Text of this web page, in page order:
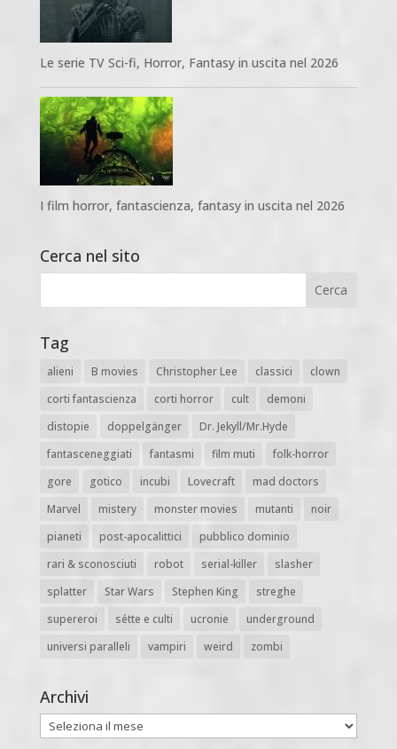
Le serie TV Sci-fi, Horror, Fantasy in uscita nel 2026
I film horror, fantascienza, fantasy in uscita nel 2026
Cerca nel sito
Tag
alieni B movies Christopher Lee classici
clown
corti fantascienza
corti horror cult
demoni
distopie
doppelgänger
Dr. Jekyll/Mr.Hyde
fantasceneggiati
fantasmi film muti
folk-horror
gore
gotico incubi Lovecraft
mad doctors
Marvel
mistery monster movies mutanti
noir
pianeti
post-apocalittici
pubblico dominio
rari & sconosciuti
robot serial-killer
slasher
splatter
Star Wars Stephen King
streghe
supereroi
sétte e culti ucronie
underground
universi paralleli
vampiri weird zombi
Archivi
Archivi